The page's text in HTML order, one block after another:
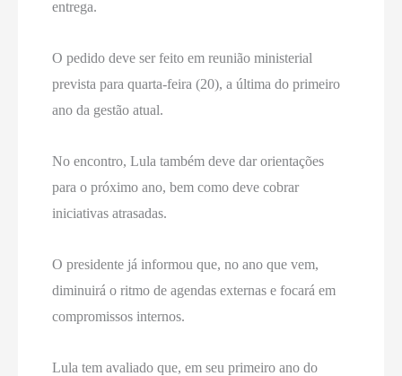
entrega.
O pedido deve ser feito em reunião ministerial
prevista para quarta-feira (20), a última do primeiro
ano da gestão atual.
No encontro, Lula também deve dar orientações
para o próximo ano, bem como deve cobrar
iniciativas atrasadas.
O presidente já informou que, no ano que vem,
diminuirá o ritmo de agendas externas e focará em
compromissos internos.
Lula tem avaliado que, em seu primeiro ano do